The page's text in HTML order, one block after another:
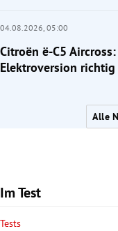
04.08.2026, 05:00
Citroën ë-C5
Elektroversion
Alle
Im Test
Tests